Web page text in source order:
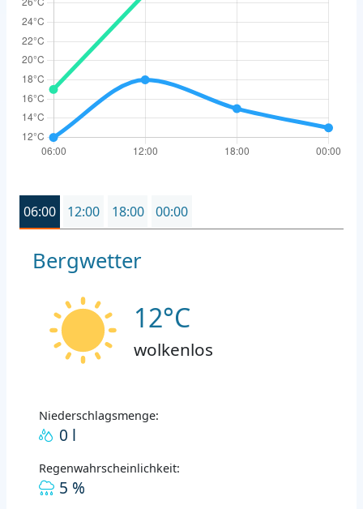
06:00 12:00 18:00 00:00
Bergwetter
12°C
wolkenlos
Niederschlagsmenge:
0 l
Regenwahrscheinlichkeit:
5 %